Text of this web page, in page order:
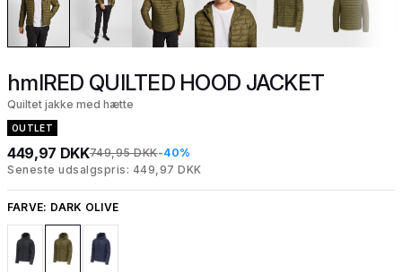
hmlRED QUILTED HOOD JACKET
Quiltet jakke med hætte
OUTLET
449,97 DKK749,95 DKK-40%
Seneste udsalgspris: 449,97 DKK
FARVE: DARK OLIVE